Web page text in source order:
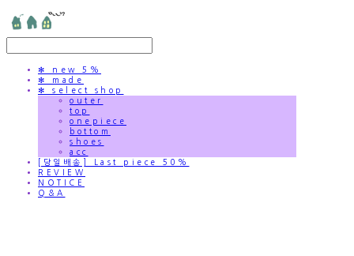
✻ new 5%
✻ made
✻ select shop
outer
top
onepiece
bottom
shoes
acc
[당일배송] Last piece 50%
REVIEW
NOTICE
Q&A